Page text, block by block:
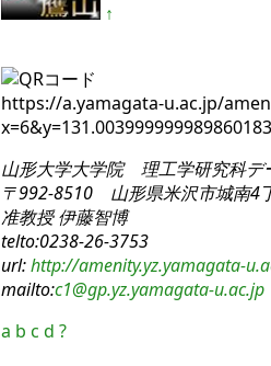
↑
https://a.yamagata-u.ac.jp/
山形大学大学院 理工学研究科デ
〒992-8510 山形県米沢市城南4
准教授 伊藤智博
telto:0238-26-3753
url:http://amenity.yz.yamagata-
mailto:c1@gp.yz.yamagata-u.ac.jp
a b c d ?